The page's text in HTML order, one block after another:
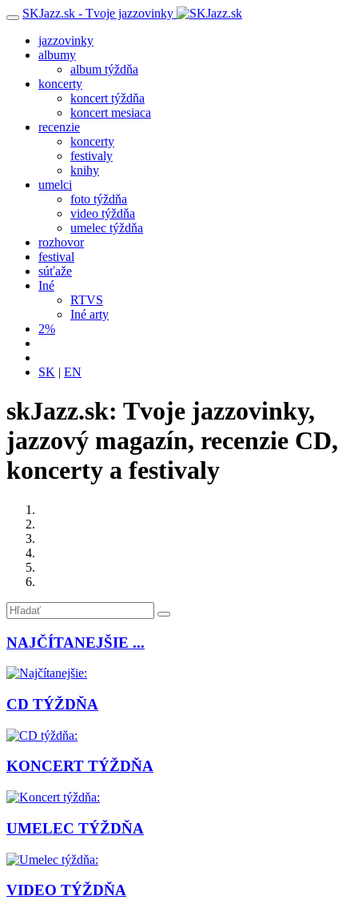
SKJazz.sk - Tvoje jazzovinky
jazzovinky
albumy
album týždňa
koncerty
koncert týždňa
koncert mesiaca
recenzie
koncerty
festivaly
knihy
umelci
foto týždňa
video týždňa
umelec týždňa
rozhovor
festival
súťaže
Iné
RTVS
Iné arty
2%
SK | EN
skJazz.sk: Tvoje jazzovinky,
jazzový magazín, recenzie CD,
koncerty a festivaly
NAJČÍTANEJŠIE ...
CD TÝŽDŇA
KONCERT TÝŽDŇA
UMELEC TÝŽDŇA
VIDEO TÝŽDŇA